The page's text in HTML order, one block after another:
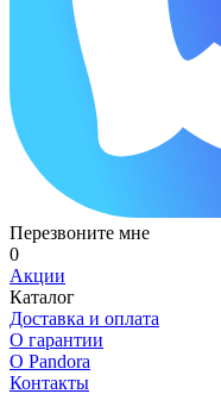
Перезвоните мне
0
Акции
Каталог
Доставка и оплата
О гарантии
О Pandora
Контакты